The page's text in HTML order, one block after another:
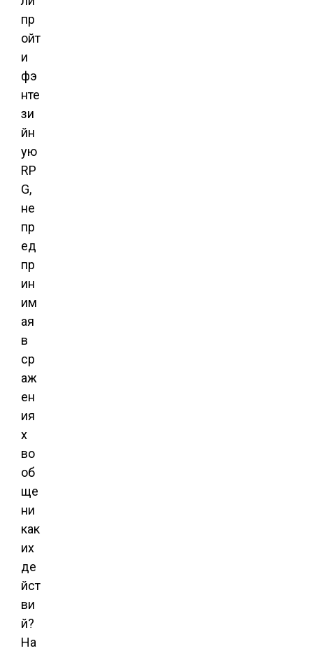
пр
ойт
и
фэ
нте
зи
йн
ую
RP
G,
не
пр
ед
пр
ин
им
ая
в
ср
аж
ен
ия
х
во
об
ще
ни
как
их
де
йст
ви
й?
На